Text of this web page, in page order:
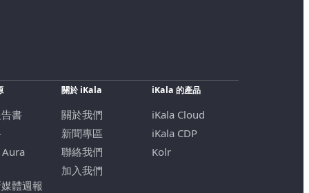
書
體週報
關於 iKala
關於我們
新聞專區
聯絡我們
加入我們
iKala 的產品
iKala Cloud
iKala CDP
Kolr